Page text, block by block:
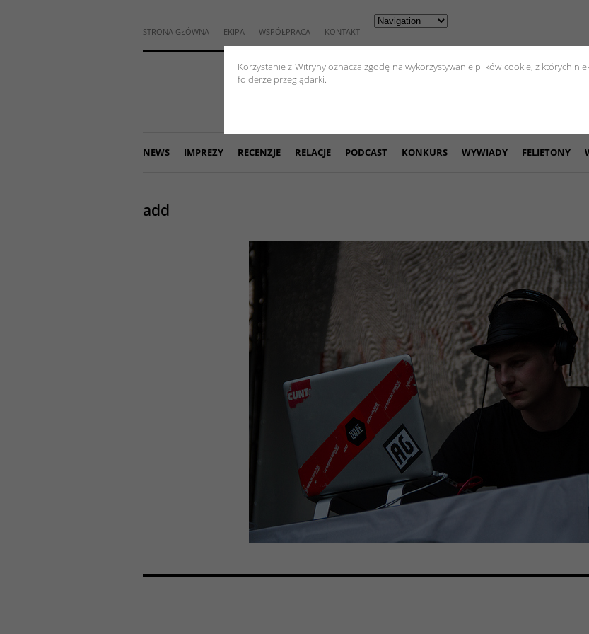
Korzystanie z Witryny oznacza zgodę na wykorzystywanie plików cookie, z których
folderze przeglądarki.
STRONA GŁÓWNA EKIPA WSPÓŁPRACA KONTAKT
NEWS IMPREZY RECENZJE RELACJE PODCAST KONKURS WYWIADY FELIETONY
add